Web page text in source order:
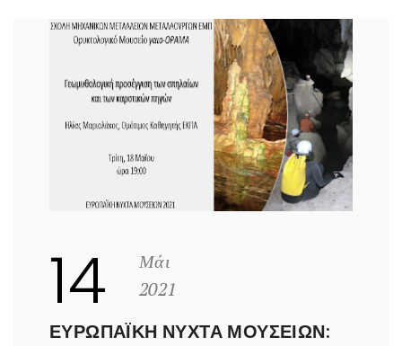
14
Μάι
2021
ΕΥΡΩΠΑΪΚΉ ΝΎΧΤΑ ΜΟΥΣΕΊΩΝ: